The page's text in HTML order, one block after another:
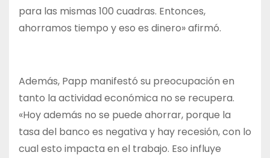
para las mismas 100 cuadras. Entonces,
ahorramos tiempo y eso es dinero» afirmó.
Además, Papp manifestó su preocupación en
tanto la actividad económica no se recupera.
«Hoy además no se puede ahorrar, porque la
tasa del banco es negativa y hay recesión, con lo
cual esto impacta en el trabajo. Eso influye